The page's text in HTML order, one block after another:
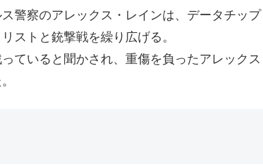
警察のアレックス・レインは、データチップ
ストと銃撃戦を繰り広げる。
ていると聞かされ、重傷を負ったアレックス